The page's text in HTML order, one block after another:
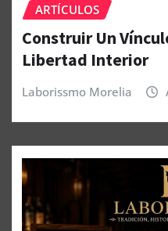
ARTÍCULOS
Construir Un
Libertad Interior
Laborissmo Morelia